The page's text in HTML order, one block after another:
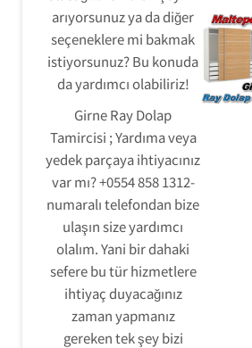
arıyorsunuz ya da diğer
seçeneklere mi bakmak
istiyorsunuz? Bu konuda
da yardımcı olabiliriz!
Girne Ray Dolap
Tamircisi ; Yardıma veya
yedek parçaya ihtiyacınız
var mı? +0554 858 1312-
numaralı telefondan bize
ulaşın size yardımcı
olalım. Yani bir dahaki
sefere bu tür hizmetlere
ihtiyaç duyacağınız
zaman yapmanız
gereken tek şey bizi